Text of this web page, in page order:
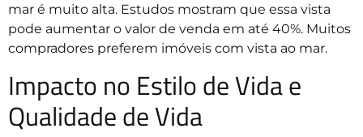
mar é muito alta. Estudos mostram que essa vista
pode aumentar o valor de venda em até 40%. Muitos
compradores preferem imóveis com vista ao mar.
Impacto no Estilo de Vida e
Qualidade de Vida